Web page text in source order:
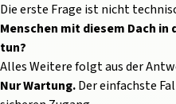
Die erste Frage ist nicht
Menschen mit diesem Dach
tun?
Alles Weitere folgt aus der
Nur Wartung.Der einfachste